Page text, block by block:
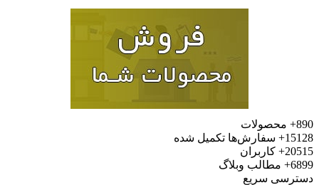
محصولات
سفارش‌ها تکمیل شده
کاربران
مطالب وبلاگ
سریع